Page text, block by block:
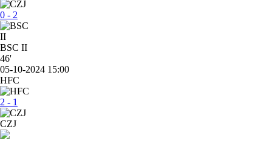
0 - 2
BSC II
46'
05-10-2024 15:00
HFC
2 - 1
CZJ